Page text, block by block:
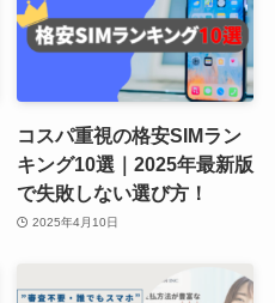
コスパ重視の格安SIMラン
キング10選｜2025年最新版
で失敗しない選び方！
2025年4月10日